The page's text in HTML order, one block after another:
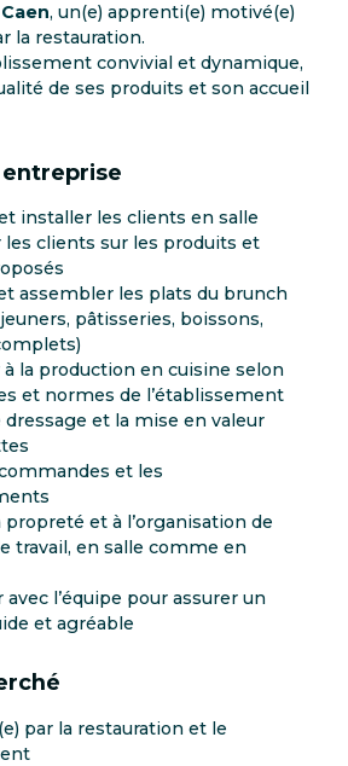
, un(e) apprenti(e) motivé(e)
la restauration.
convivial et dynamique,
de ses produits et son accueil
installer les clients en salle
les clients sur les produits et
assembler les plats du brunch
pâtisseries, boissons,
la production en cuisine selon
et normes de l’établissement
dressage et la mise en valeur
et les
propreté et à l’organisation de
travail, en salle comme en
avec l’équipe pour assurer un
et agréable
par la restauration et le